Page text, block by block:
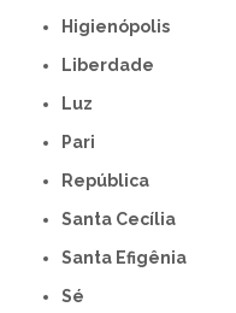
Higienópolis
Liberdade
Luz
Pari
República
Santa Cecília
Santa Efigênia
Sé